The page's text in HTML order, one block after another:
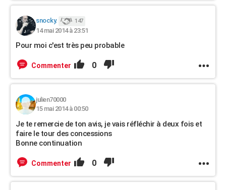
snocky. 147
14 mai 2014 à 23:51
Pour moi c'est très peu probable
Commenter 0
julien70000
15 mai 2014 à 00:50
Je te remercie de ton avis, je vais réfléchir à deux fois et
faire le tour des concessions
Bonne continuation
Commenter 0